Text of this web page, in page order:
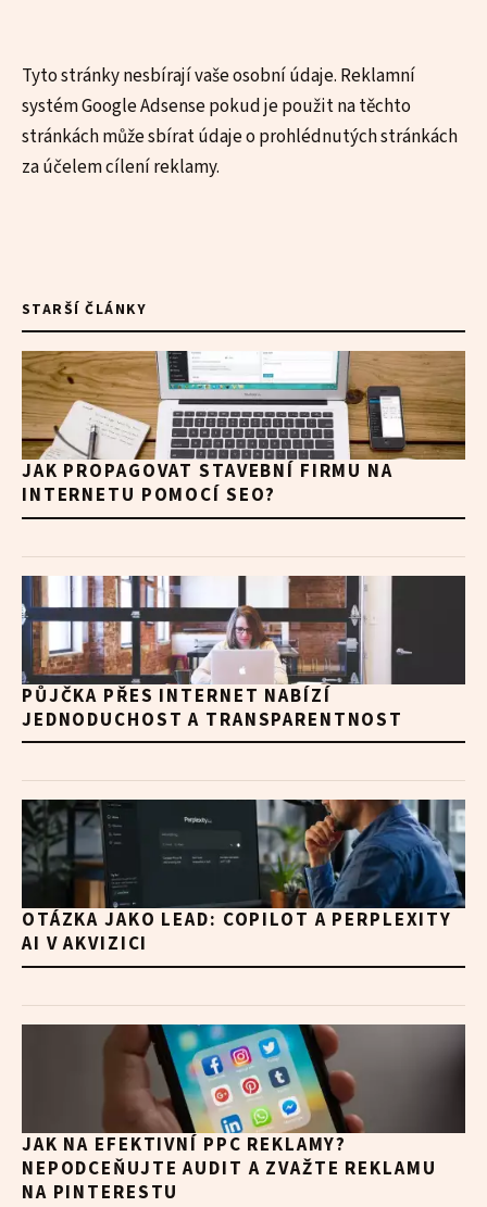
Tyto stránky nesbírají vaše osobní údaje. Reklamní
systém Google Adsense pokud je použit na těchto
stránkách může sbírat údaje o prohlédnutých stránkách
za účelem cílení reklamy.
STARŠÍ ČLÁNKY
JAK PROPAGOVAT STAVEBNÍ FIRMU NA
INTERNETU POMOCÍ SEO?
PŮJČKA PŘES INTERNET NABÍZÍ
JEDNODUCHOST A TRANSPARENTNOST
OTÁZKA JAKO LEAD: COPILOT A PERPLEXITY
AI V AKVIZICI
JAK NA EFEKTIVNÍ PPC REKLAMY?
NEPODCEŇUJTE AUDIT A ZVAŽTE REKLAMU
NA PINTERESTU